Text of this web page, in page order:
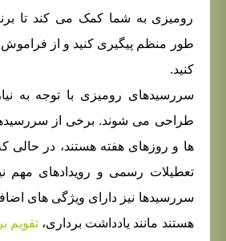
رومیزی به شما کمک می کند تا
طور منظم پیگیری کنید و از فراموش
کنید.
سررسیدهای رومیزی با توجه به
طراحی می شوند. برخی از
ها و روزهای هفته هستند، در حالی
تعطیلات رسمی و رویدادهای مهم
سررسیدها نیز دارای ویژگی های
هستند مانند یادداشت برداری، تقویم